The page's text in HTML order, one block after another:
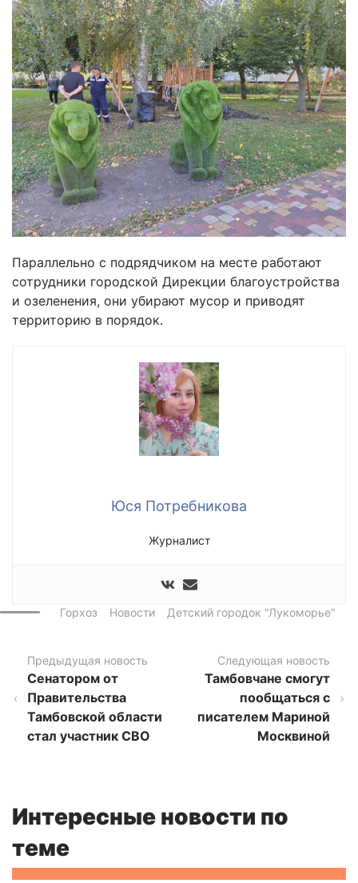
Параллельно с подрядчиком на месте работают
сотрудники городской Дирекции благоустройства
и озеленения, они убирают мусор и приводят
территорию в порядок.
Юся Потребникова
Журналист
Горхоз Новости Детский городок "Лукоморье"
Предыдущая новость
Сенатором от
Правительства
Тамбовской области
стал участник СВО
Следующая новость
Тамбовчане смогут
пообщаться с
писателем Мариной
Москвиной
Интересные новости по
теме